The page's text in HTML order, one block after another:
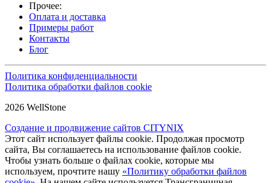
Прочее:
Оплата и доставка
Примеры работ
Контакты
Блог
Политика конфиденциальности
Политика обработки файлов cookie
2026 WellStone
Создание и продвижение сайтов CITYNIX
Этот сайт использует файлы cookie. Продолжая просмотр
сайта, Вы соглашаетесь на использование файлов cookie.
Чтобы узнать больше о файлах cookie, которые мы
используем, прочтите нашу «Политику обработки файлов